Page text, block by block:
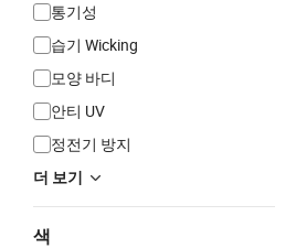
통기성
습기 Wicking
모양 바디
안티 UV
정전기 방지
더 보기
색